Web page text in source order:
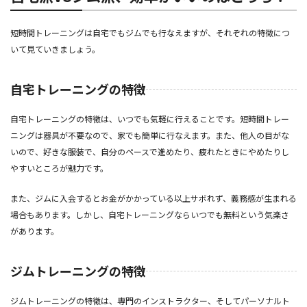
短時間トレーニングは自宅でもジムでも行なえますが、それぞれの特徴につ
いて見ていきましょう。
自宅トレーニングの特徴
自宅トレーニングの特徴は、いつでも気軽に行えることです。短時間トレー
ニングは器具が不要なので、家でも簡単に行なえます。また、他人の目がな
いので、好きな服装で、自分のペースで進めたり、疲れたときにやめたりし
やすいところが魅力です。
また、ジムに入会するとお金がかかっている以上サボれず、義務感が生まれる
場合もあります。しかし、自宅トレーニングならいつでも無料という気楽さ
があります。
ジムトレーニングの特徴
ジムトレーニングの特徴は、専門のインストラクター、そしてパーソナルト